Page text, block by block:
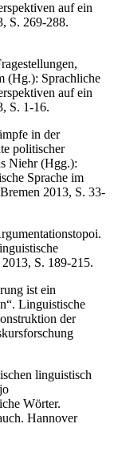
auf ein
S. 269-288.
(Hg.): Sprachliche
auf ein
S. 1-16.
in der
politischer
Niehr (Hgg.):
Sprache im
2013, S. 33-
S. 189-215.
ist ein
Linguistische
der
linguistisch
Wörter.
Hannover